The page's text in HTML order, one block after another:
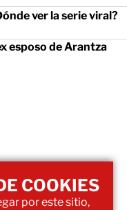
ver la serie viral?
esposo de Arantza
COOKIES
por este sitio,